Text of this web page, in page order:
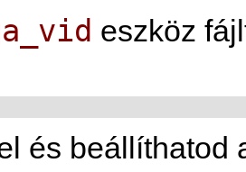
eszköz
és beállíthatod